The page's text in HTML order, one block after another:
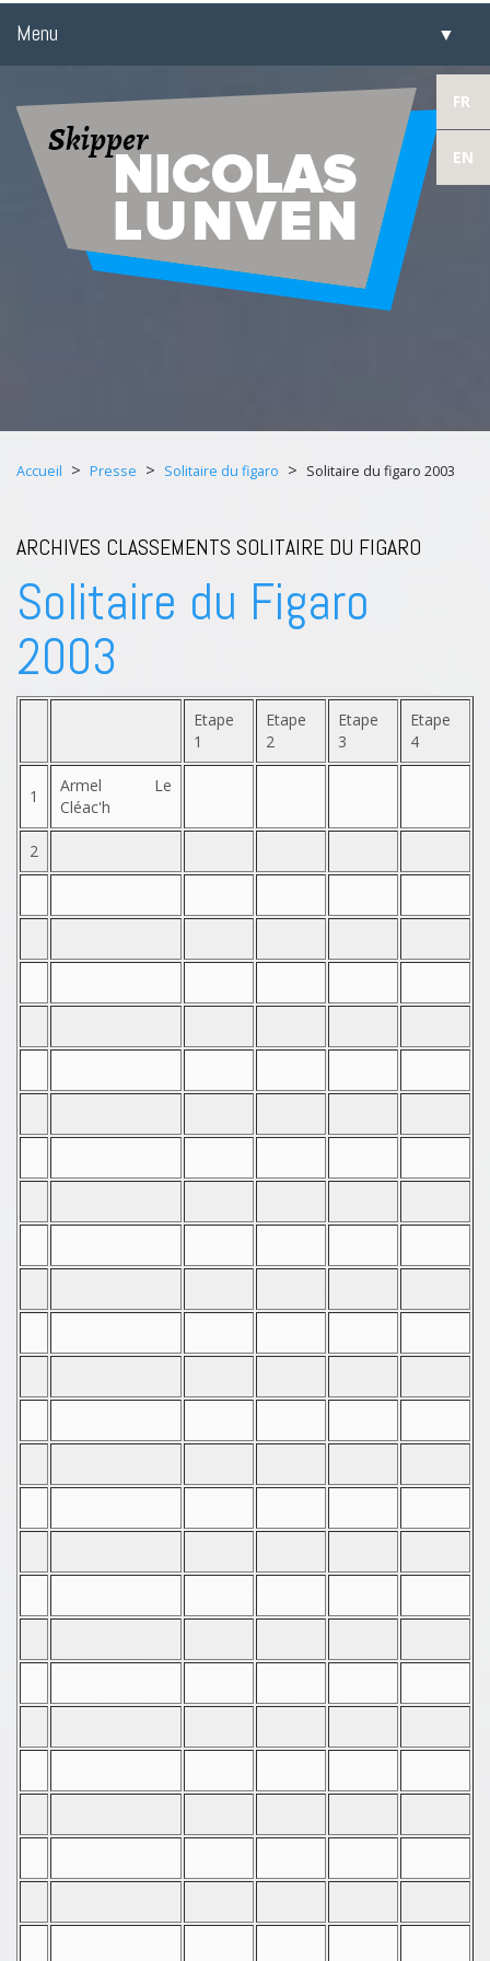
FR
EN
Menu ▼
Accueil > Presse > Solitaire du figaro > Solitaire du figaro 2003
ARCHIVES CLASSEMENTS SOLITAIRE DU FIGARO
Solitaire du Figaro
2003
Etape
1
Etape
2
Etape
3
Etape
4
1
Armel Le
Cléac'h
2